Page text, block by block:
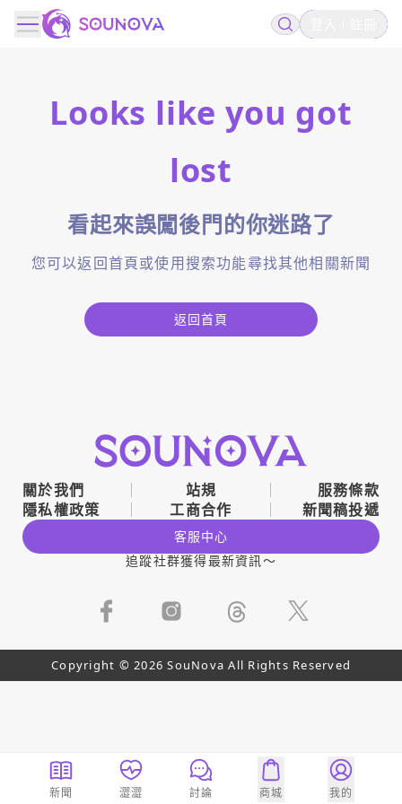
Looks like you got
lost
看起來誤闖後門的你迷路了
您可以返回首頁或使用搜索功能尋找其他相關新聞
返回首頁
關於我們 站規
服務條款
隱私權政策
工商合作 新聞稿投遞
客服中心
追蹤社群獲得最新資訊～
Copyright © 2026 SouNova All Rights Reserved
新聞 澀澀 討論 商城 我的